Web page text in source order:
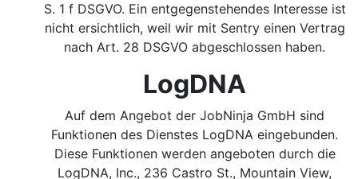
S. 1 f DSGVO. Ein entgegenstehendes Interesse ist
nicht ersichtlich, weil wir mit Sentry einen Vertrag
nach Art. 28 DSGVO abgeschlossen haben.
LogDNA
Auf dem Angebot der JobNinja GmbH sind
Funktionen des Dienstes LogDNA eingebunden.
Diese Funktionen werden angeboten durch die
LogDNA, Inc., 236 Castro St., Mountain View,